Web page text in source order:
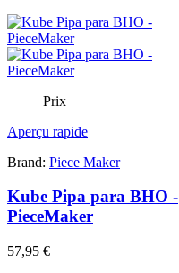
Prix
Aperçu rapide
Brand: Piece Maker
Kube Pipa para BHO -
PieceMaker
57,95 €